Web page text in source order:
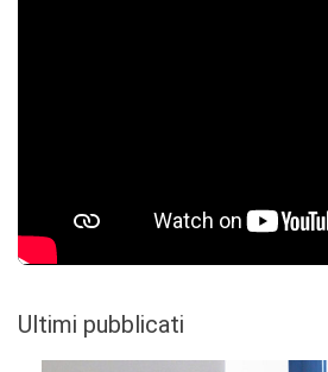
Ultimi pubblicati